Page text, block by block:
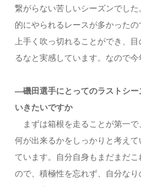
繋がらない苦しいシーズンでし
的にやられるレースが多かった
上手く吹っ切れることができ、
るなと実感しています。なので今
―磯田選手にとってのラストシー
いきたいですか
まずは箱根を走ることが第一で
何が出来るかをしっかりと考え
ています。自分自身もまだまだ
ので、積極性を忘れず、自分な